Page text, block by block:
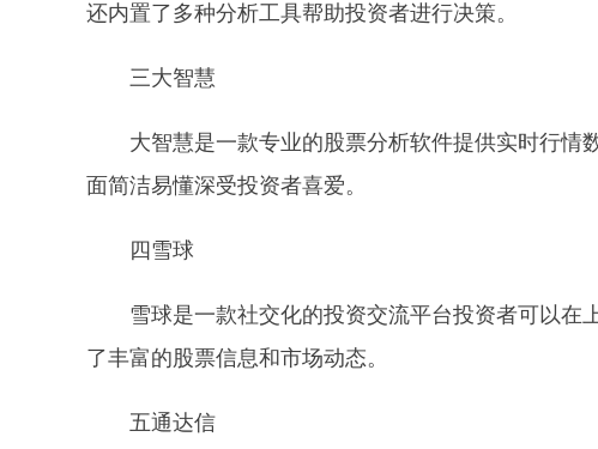
还内置了多种分析工具帮助投资者进行决策。
三大智慧
大智慧是一款专业的股票分析软件提供实时行情
面简洁易懂深受投资者喜爱。
四雪球
雪球是一款社交化的投资交流平台投资者可以在
了丰富的股票信息和市场动态。
五通达信